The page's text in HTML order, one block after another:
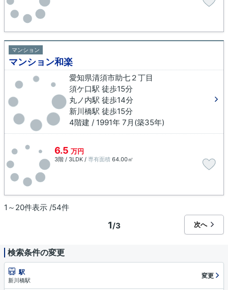
マンション
マンション和楽
愛知県清須市助七２丁目
須ケ口駅 徒歩15分
丸ノ内駅 徒歩14分
新川橋駅 徒歩15分
4階建 / 1991年 7月(築35年)
6.5 万円
3階 / 3LDK / 専有面積 64.00㎡
1～20件表示 /54件
1/3 次へ
検索条件の変更
駅
新川橋駅
変更